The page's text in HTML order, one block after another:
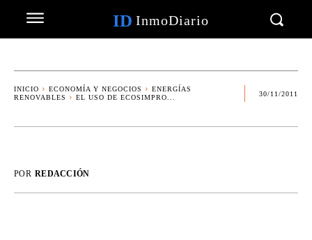
ID InmoDiario
INICIO ECONOMÍA Y NEGOCIOS
ENERGÍAS
RENOVABLES
EL USO DE ECOSIMPRO...
30/11/2011
POR REDACCIÓN